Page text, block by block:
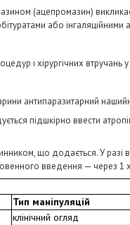
(ацепромазин)
або інгаляційними
і хірургічних втручань у
антипаразитарний
підшкірно ввести
що додається. У
введення — через 1
Тип маніпуляцій
клінічний огляд